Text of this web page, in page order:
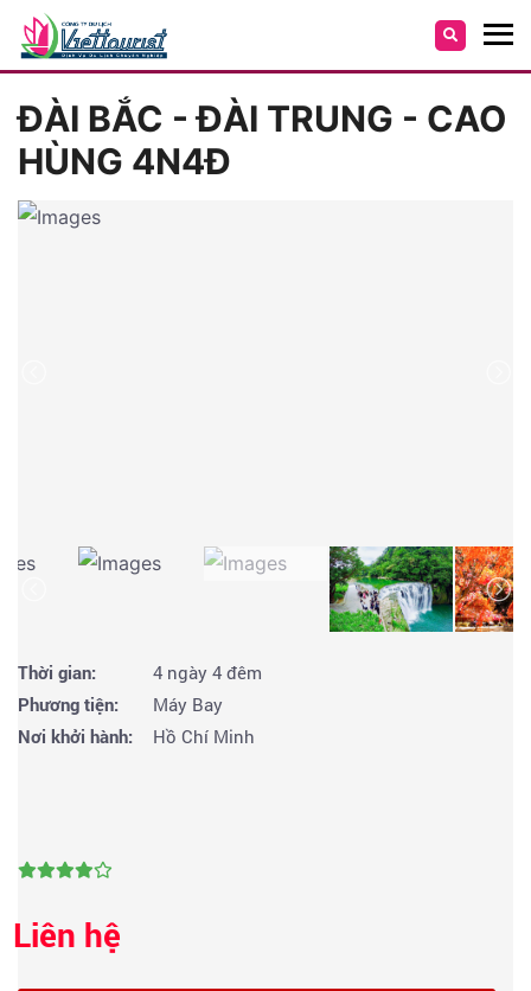
ĐÀI BẮC - ĐÀI TRUNG - CAO
HÙNG 4N4Đ
Thời gian:
4 ngày 4 đêm
Phương tiện:
Máy Bay
Nơi khởi hành:
Hồ Chí Minh
Liên hệ